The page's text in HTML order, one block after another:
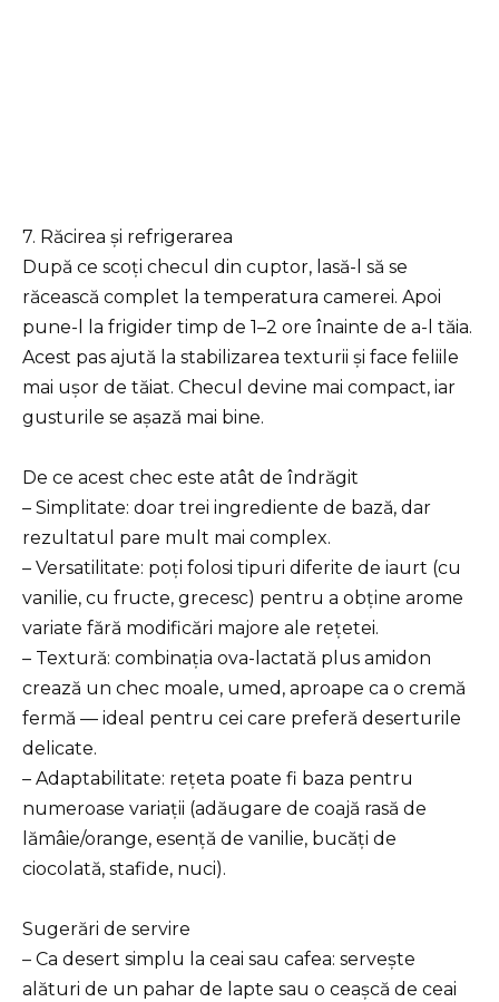
7. Răcirea și refrigerarea
După ce scoți checul din cuptor, lasă-l să se
răcească complet la temperatura camerei. Apoi
pune-l la frigider timp de 1–2 ore înainte de a-l tăia.
Acest pas ajută la stabilizarea texturii și face feliile
mai ușor de tăiat. Checul devine mai compact, iar
gusturile se așază mai bine.
De ce acest chec este atât de îndrăgit
– Simplitate: doar trei ingrediente de bază, dar
rezultatul pare mult mai complex.
– Versatilitate: poți folosi tipuri diferite de iaurt (cu
vanilie, cu fructe, grecesc) pentru a obține arome
variate fără modificări majore ale rețetei.
– Textură: combinația ova-lactată plus amidon
crează un chec moale, umed, aproape ca o cremă
fermă — ideal pentru cei care preferă deserturile
delicate.
– Adaptabilitate: rețeta poate fi baza pentru
numeroase variații (adăugare de coajă rasă de
lămâie/orange, esență de vanilie, bucăți de
ciocolată, stafide, nuci).
Sugerări de servire
– Ca desert simplu la ceai sau cafea: servește
alături de un pahar de lapte sau o ceașcă de ceai